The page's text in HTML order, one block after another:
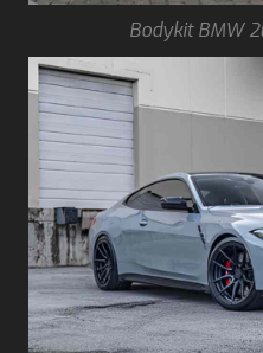
Bodykit BMW